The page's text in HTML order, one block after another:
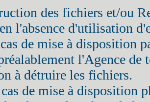
des fichiers et/ou
l'absence d'utilisation
de mise à disposition
l'Agence de
à détruire les fichiers.
de mise à disposition